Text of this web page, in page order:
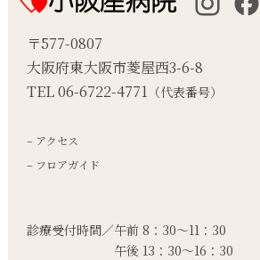
〒577-0807
大阪府東大阪市菱屋西3-6-8
TEL 06-6722-4771 （代表番号）
– アクセス
– フロアガイド
診療受付時間／午前 8：30～11：30
午後 13：30～16：30